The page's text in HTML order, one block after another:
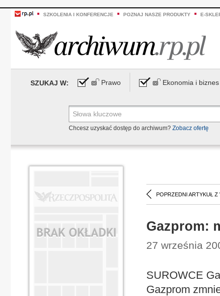
SZKOLENIA I KONFERENCJE POZNAJ NASZE PRODUKTY E-
SZUKAJ W: Prawo Ekonomia i biznes
Chcesz uzyskać dostęp do archiwum? Zobacz ofertę
POPRZEDNI ARTYKUŁ Z
Gazprom:
27 września
SUROWCE
Gazprom